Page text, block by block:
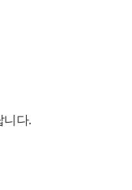
니다.